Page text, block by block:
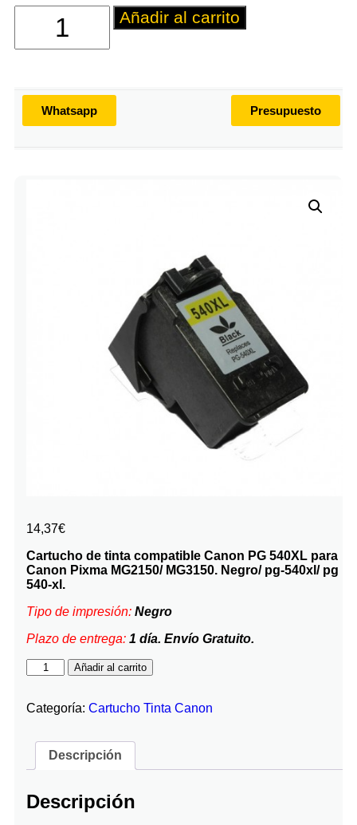
Añadir al carrito
Whatsapp Presupuesto
14,37€
Cartucho de tinta compatible Canon PG 540XL para
Canon Pixma MG2150/ MG3150. Negro/ pg-540xl/ pg
540-xl.
Tipo de impresión: Negro
Plazo de entrega: 1 día. Envío Gratuito.
Añadir al carrito
Categoría: Cartucho Tinta Canon
Descripción
Descripción